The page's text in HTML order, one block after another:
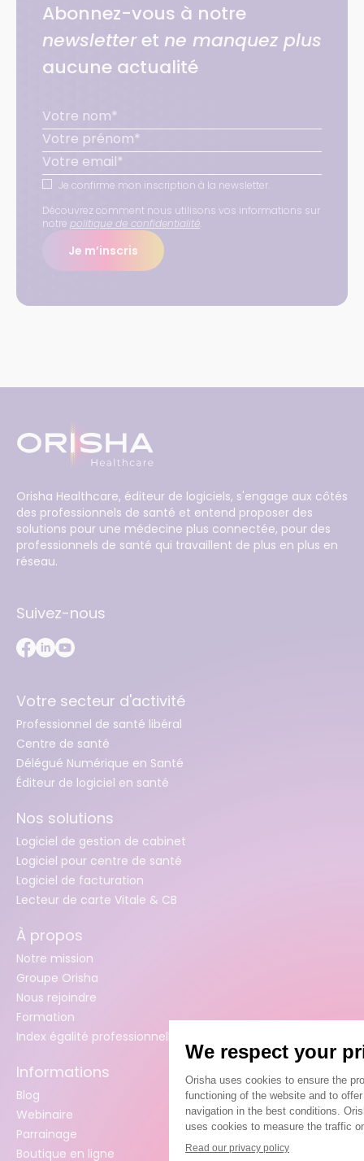
Abonnez-vous à notre
newsletteret ne manquez plus
aucune actualité
Je confirme mon inscription à la newsletter.
Découvrez comment nous utilisons vos informations sur
notre politique de confidentialité
Je m’inscris
Orisha Healthcare, éditeur de logiciels, s'engage aux côtés
des professionnels de santé et entend proposer des
solutions pour une médecine plus connectée, pour des
professionnels de santé qui travaillent de plus en plus en
réseau.
Suivez-nous
Votre secteur d'activité
Professionnel de santé libéral
Centre de santé
Délégué Numérique en Santé
Éditeur de logiciel en santé
Nos solutions
Logiciel de gestion de cabinet
Logiciel pour centre de santé
Logiciel de facturation
Lecteur de carte Vitale & CB
À propos
Notre mission
Groupe Orisha
Nous rejoindre
Formation
Index égalité professionnelle femmes / hommes
Informations
Blog
Webinaire
Parrainage
Boutique en ligne